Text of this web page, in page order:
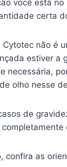
você está no
certa
não é
estiver a
necessária,
olho nesse
de
confira as